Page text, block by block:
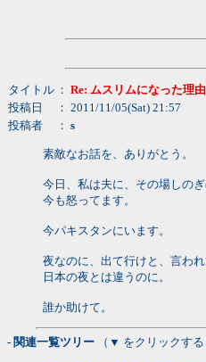
タイトル ： Re: ムスリムになった理由
投稿日
： 2011/11/05(Sat) 21:57
投稿者
： s
素敵なお話を、ありがとう。
今日、私は夫に、その場しの
今も怒ってます。
今パキスタンにいます。
夜なのに、出て行けと、言われ
日本の夜とは違うのに。
誰か助けて。
- 関連一覧ツリー （▼ をクリックする